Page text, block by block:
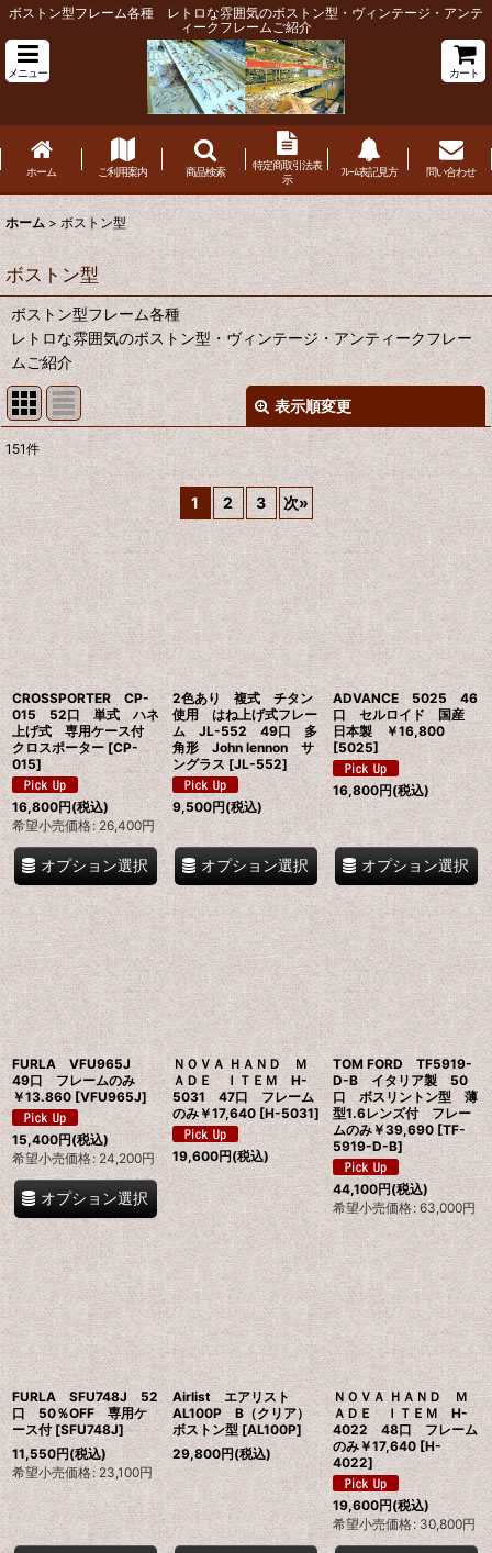
ボストン型フレーム各種 レトロな雰囲気のボストン型・ヴィンテージ・アンテ
ィークフレームご紹介
メニュー カート
ホーム ご利用案内 商品検索
特定商取引法表
示
ﾌﾚｰﾑ表記見方 問い合わせ
ホーム > ボストン型
ボストン型
ボストン型フレーム各種
レトロな雰囲気のボストン型・ヴィンテージ・アンティークフレー
ムご紹介
表示順変更
表示数:
並び順
絞り込む
151件
1 2 3 次»
CROSSPORTER CP-
015 52口 単式 ハネ
上げ式 専用ケース付
クロスポーター [CP-
015]
16,800円(税込)
希望小売価格: 26,400円
オプション選択
2色あり 複式 チタン
使用 はね上げ式フレー
ム JL-552 49口 多
角形 John lennon サ
ングラス [JL-552]
9,500円(税込)
オプション選択
ADVANCE 5025 46
口 セルロイド 国産
日本製 ￥16,800
[5025]
16,800円(税込)
オプション選択
FURLA VFU965J
49口 フレームのみ
￥13.860 [VFU965J]
15,400円(税込)
希望小売価格: 24,200円
オプション選択
ＮＯＶＡ ＨＡＮＤ Ｍ
ＡＤＥ ＩＴＥＭ H-
5031 47口 フレーム
のみ￥17,640 [H-5031]
19,600円(税込)
TOM FORD TF5919-
D-B イタリア製 50
口 ボスリントン型 薄
型1.6レンズ付 フレー
ムのみ￥39,690 [TF-
5919-D-B]
44,100円(税込)
希望小売価格: 63,000円
FURLA SFU748J 52
口 50％OFF 専用ケ
ース付 [SFU748J]
11,550円(税込)
希望小売価格: 23,100円
Airlist エアリスト
AL100P B（クリア）
ボストン型 [AL100P]
29,800円(税込)
ＮＯＶＡ ＨＡＮＤ Ｍ
ＡＤＥ ＩＴＥＭ H-
4022 48口 フレーム
のみ￥17,640 [H-
4022]
19,600円(税込)
希望小売価格: 30,800円